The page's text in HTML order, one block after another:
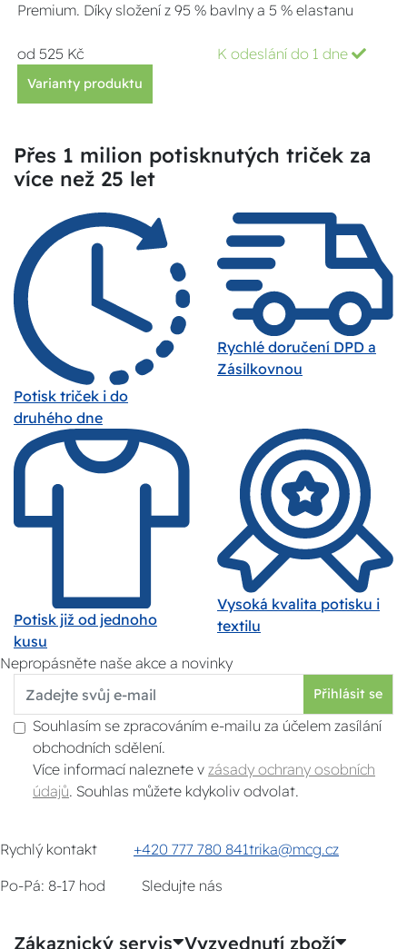
Premium. Díky složení z 95 % bavlny a 5 % elastanu
od 525 Kč K odeslání do 1 dne
Varianty produktu
Přes 1 milion potisknutých triček za
více než 25 let
Potisk triček i do
druhého dne
Rychlé doručení DPD a
Zásilkovnou
Potisk již od jednoho
kusu
Vysoká kvalita potisku i
textilu
Nepropásněte naše akce a novinky
Přihlásit se
Souhlasím se zpracováním e-mailu za účelem zasílání
obchodních sdělení.
Více informací naleznete v zásady ochrany osobních
údajů . Souhlas můžete kdykoliv odvolat.
Rychlý kontakt +420 777 780 841trika@mcg.cz
Po-Pá: 8-17 hod
Sledujte nás
Zákaznický servis Vyzvednutí zboží